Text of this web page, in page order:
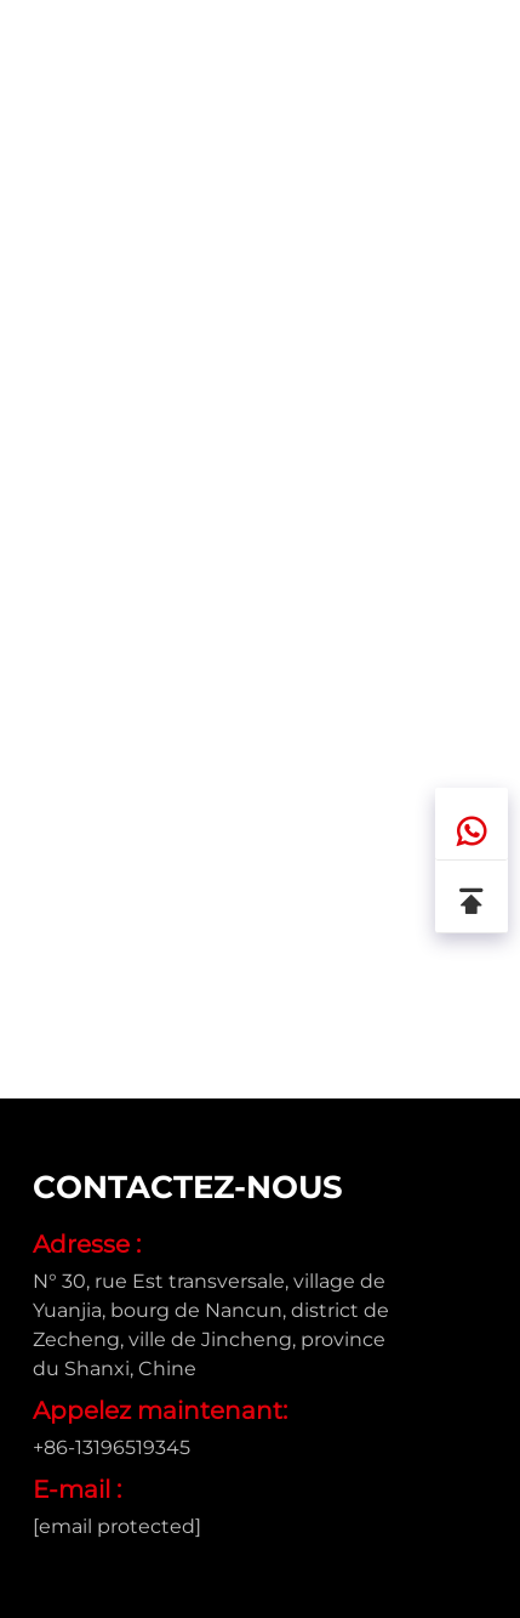
CONTACTEZ-NOUS
Adresse :
N° 30, rue Est transversale, village de
Yuanjia, bourg de Nancun, district de
Zecheng, ville de Jincheng, province
du Shanxi, Chine
Appelez maintenant:
+86-13196519345
E-mail :
[email protected]